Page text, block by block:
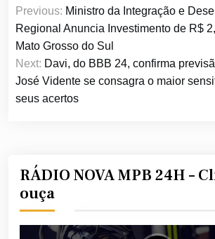
de
Post
Previous: Ministro da Integração e
Regional Anuncia Investimento de R$
Mato Grosso do Sul
Next: Davi, do BBB 24, confirma
José Vidente se consagra o maior
seus acertos
RÁDIO NOVA MPB 24H –
ouça